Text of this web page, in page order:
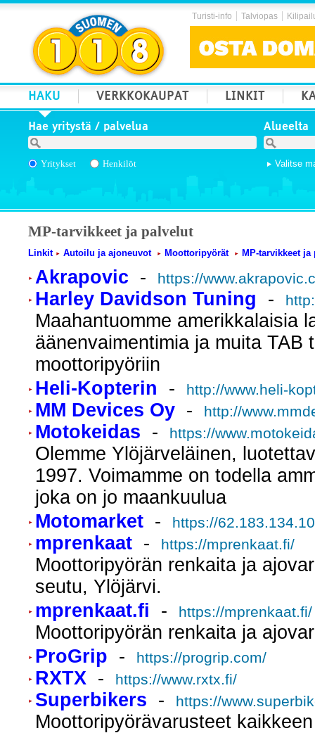
Turisti-info Talviopas
HAKU VERKKOKAUPAT LINKIT
Hae yritystä / palvelua
Yritykset Henkilöt
Alueelta
Valitse
MP-tarvikkeet ja palvelut
Linkit Autoilu ja ajoneuvot Moottoripyörät MP-tarvikkeet ja
Akrapovic - https://
Harley Davidson Tuning -
Maahantuomme amerikkalaisia
äänenvaimentimia ja muita
moottoripyöriin
Heli-Kopterin - http://www.heli-
MM Devices Oy - http://
Motokeidas - https://
Olemme Ylöjärveläinen,
1997. Voimamme on todella
joka on jo maankuulua
Motomarket - https://
mprenkaat - https://mprenkaat.fi/
Moottoripyörän renkaita ja
seutu, Ylöjärvi.
mprenkaat.fi - https://mprenkaat.fi/
Moottoripyörän renkaita ja
ProGrip - https://progrip.com/
RXTX - https://www.rxtx.fi/
Superbikers - https://
Moottoripyörävarusteet